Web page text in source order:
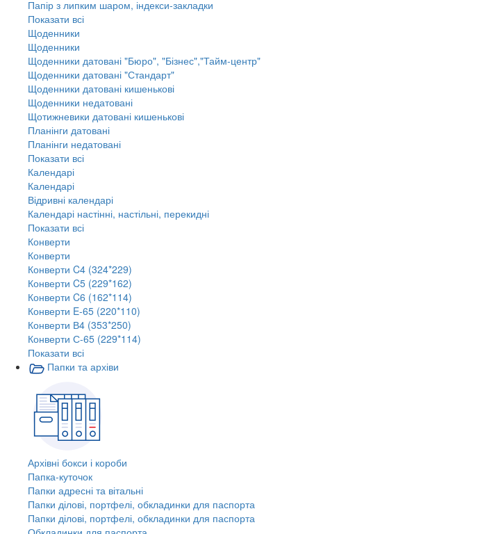
Папір з липким шаром, індекси-закладки
Показати всі
Щоденники
Щоденники
Щоденники датовані "Бюро", "Бізнес","Тайм-центр"
Щоденники датовані "Стандарт"
Щоденники датовані кишенькові
Щоденники недатовані
Щотижневики датовані кишенькові
Планінги датовані
Планінги недатовані
Показати всі
Календарі
Календарі
Відривні календарі
Календарі настінні, настільні, перекидні
Показати всі
Конверти
Конверти
Конверти C4 (324*229)
Конверти C5 (229*162)
Конверти C6 (162*114)
Конверти E-65 (220*110)
Конверти В4 (353*250)
Конверти С-65 (229*114)
Показати всі
Папки та архіви
Архівні бокси і короби
Папка-куточок
Папки адресні та вітальні
Папки ділові, портфелі, обкладинки для паспорта
Папки ділові, портфелі, обкладинки для паспорта